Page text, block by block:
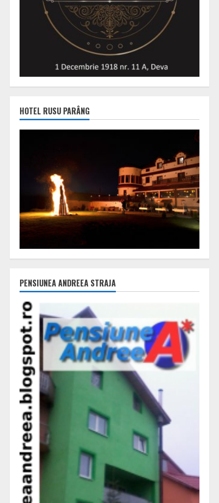
HOTEL RUSU PARÂNG
PENSIUNEA ANDREEA STRAJA